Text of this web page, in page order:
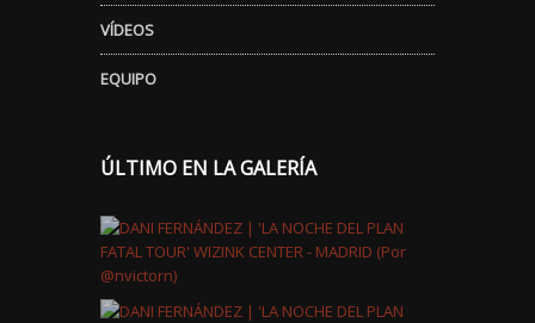
VÍDEOS
EQUIPO
ÚLTIMO EN LA GALERÍA